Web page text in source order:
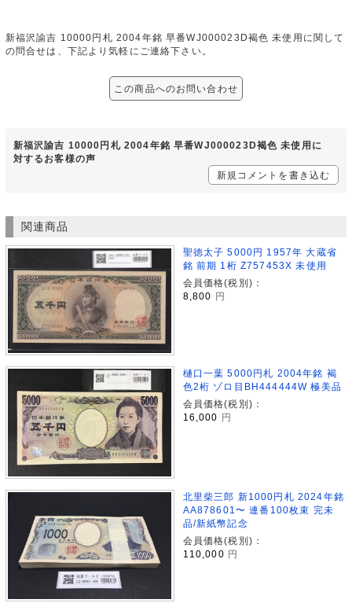
新福沢諭吉 10000円札 2004年銘 早番WJ000023D褐色 未使用に関して
の問合せは、下記より気軽にご連絡下さい。
この商品へのお問い合わせ
新福沢諭吉 10000円札 2004年銘 早番WJ000023D褐色 未使用に
対するお客様の声
新規コメントを書き込む
関連商品
聖徳太子 5000円 1957年 大蔵省
銘 前期 1桁 Z757453X 未使用
会員価格(税別)：
8,800
円
樋口一葉 5000円札 2004年銘 褐
色2桁 ゾロ目BH444444W 極美品
会員価格(税別)：
16,000
円
北里柴三郎 新1000円札 2024年銘
AA878601〜 連番100枚束 完未
品/新紙幣記念
会員価格(税別)：
110,000 円